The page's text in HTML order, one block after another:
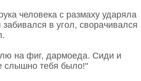
человека с размаху ударяла
забивался в угол, сворачивался
на фиг, дармоеда. Сиди и
слышно тебя было!"